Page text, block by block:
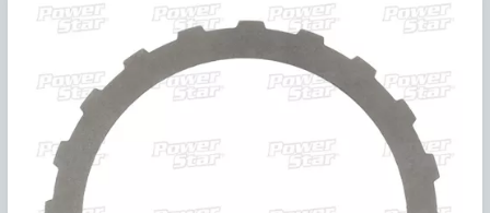
PLATO ACERO AW60-40LE, AW60-41SN, AW60-42LE
COMPARAR